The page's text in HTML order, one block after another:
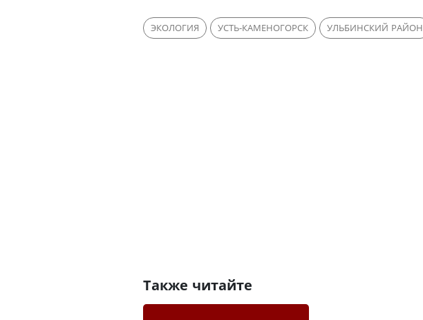
ЭКОЛОГИЯ УСТЬ-КАМЕНОГОРСК УЛЬБИНСКИЙ РАЙОН
Также читайте